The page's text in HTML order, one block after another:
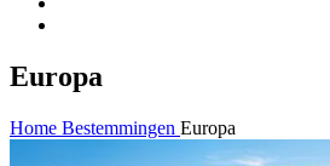
Europa
Home Bestemmingen Europa